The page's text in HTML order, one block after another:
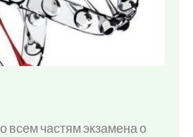
всем частям экзамена о